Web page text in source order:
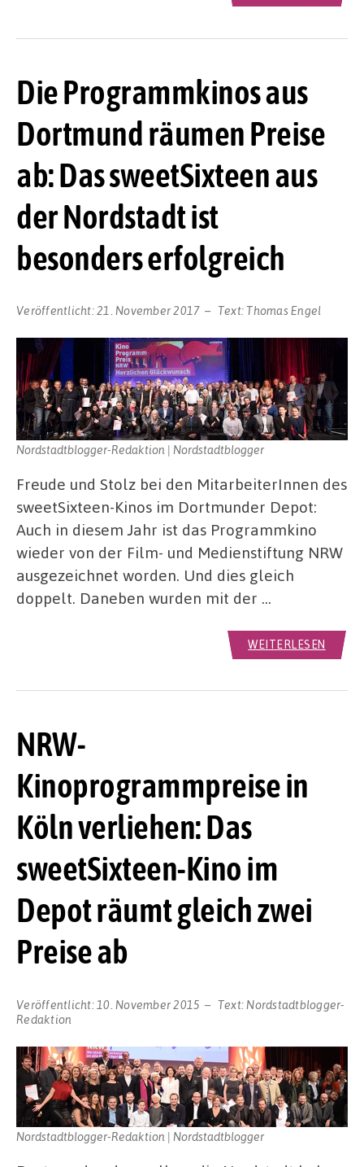
Die Programmkinos aus
Dortmund räumen Preise
ab: Das sweetSixteen aus
der Nordstadt ist
besonders erfolgreich
Veröffentlicht:21. November 2017 Text:Thomas Engel
Nordstadtblogger-Redaktion | Nordstadtblogger
Freude und Stolz bei den MitarbeiterInnen des
sweetSixteen-Kinos im Dortmunder Depot:
Auch in diesem Jahr ist das Programmkino
wieder von der Film- und Medienstiftung NRW
ausgezeichnet worden. Und dies gleich
doppelt. Daneben wurden mit der …
WEITERLESEN
NRW-
Kinoprogrammpreise in
Köln verliehen: Das
sweetSixteen-Kino im
Depot räumt gleich zwei
Preise ab
Veröffentlicht: 10. November 2015 Text: Nordstadtblogger-
Redaktion
Nordstadtblogger-Redaktion | Nordstadtblogger